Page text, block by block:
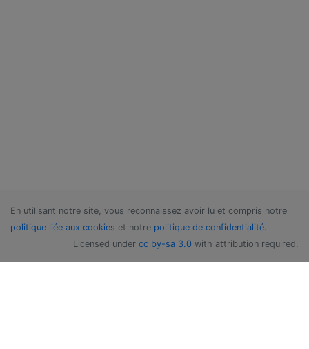
En utilisant notre site, vous reconnaissez avoir lu et compris notre
politique liée aux cookies et notre politique de confidentialité.
Licensed under cc by-sa 3.0 with attribution required.